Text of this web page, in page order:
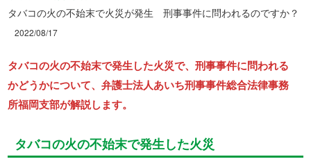
タバコの火の不始末で火災が発生 刑事事件に問われるのですか？
2022/08/17
タバコの火の不始末で発生した火災で、刑事事件に問われる
かどうかについて、弁護士法人あいち刑事事件総合法律事務
所福岡支部が解説します。
タバコの火の不始末で発生した火災